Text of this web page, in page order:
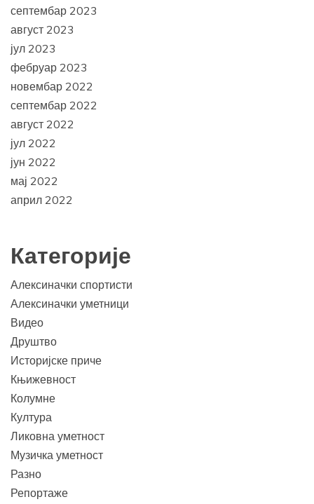
септембар 2023
август 2023
јул 2023
фебруар 2023
новембар 2022
септембар 2022
август 2022
јул 2022
јун 2022
мај 2022
април 2022
Категорије
Алексиначки спортисти
Алексиначки уметници
Видео
Друштво
Историјске приче
Књижевност
Колумне
Култура
Ликовна уметност
Музичка уметност
Разно
Репортаже